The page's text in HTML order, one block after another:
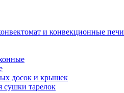
и конвекционные печи
досок и крышек
сушки тарелок